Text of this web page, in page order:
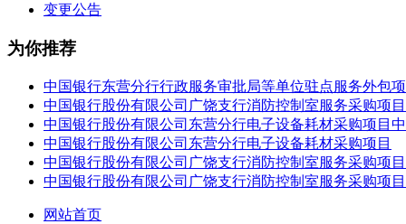
变更公告
为你推荐
中国银行东营分行行政服务审批局等单位驻点服务外包
中国银行股份有限公司广饶支行消防控制室服务采购项
中国银行股份有限公司东营分行电子设备耗材采购项目
中国银行股份有限公司东营分行电子设备耗材采购项目
中国银行股份有限公司广饶支行消防控制室服务采购项
中国银行股份有限公司广饶支行消防控制室服务采购项
网站首页